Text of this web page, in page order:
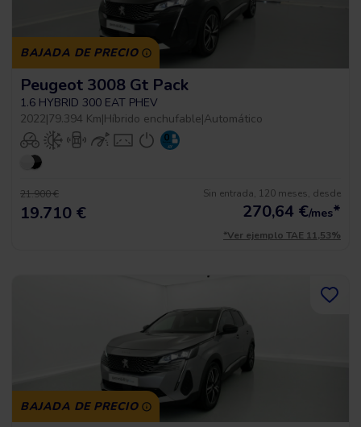
BAJADA DE PRECIO
Peugeot 3008 Gt Pack
1.6 HYBRID 300 EAT PHEV
2022|79.394 Km|Híbrido enchufable|Automático
21.900 €
19.710 €
Sin entrada, 120 meses, desde
270,64 €/mes*
*Ver ejemplo TAE 11,53%
BAJADA DE PRECIO